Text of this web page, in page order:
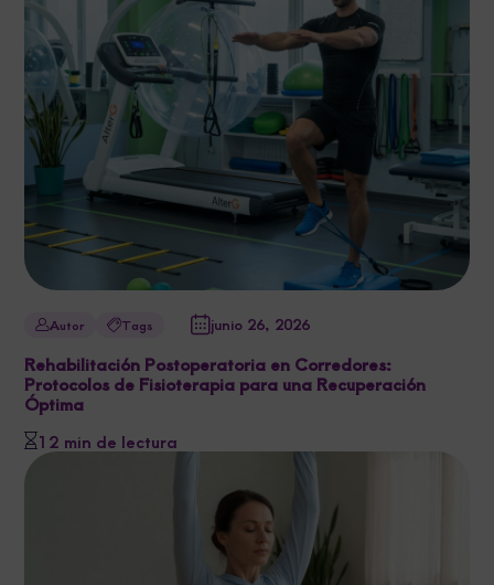
Autor Tags junio 26, 2026
Rehabilitación Postoperatoria en Corredores:
Protocolos de Fisioterapia para una Recuperación
Óptima
12 min de lectura